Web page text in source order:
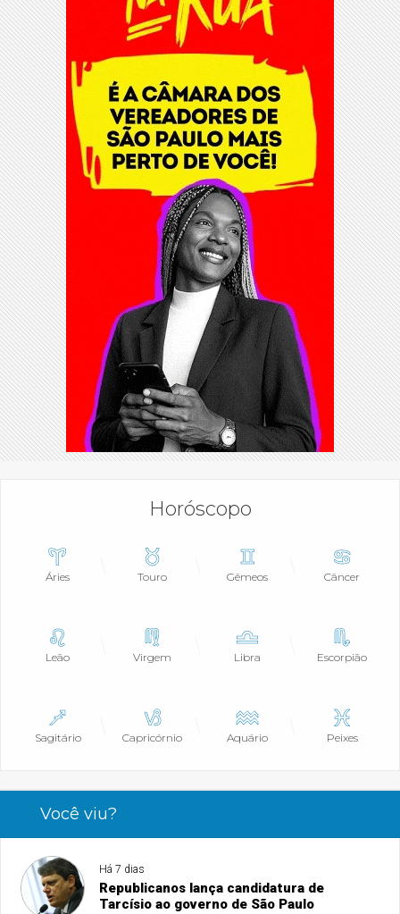
Horóscopo
Áries Touro Gêmeos Câncer
Leão Virgem Libra Escorpião
Sagitário Capricórnio Aquário Peixes
Você viu?
Há 7 dias
Republicanos lança candidatura de
Tarcísio ao governo de São Paulo